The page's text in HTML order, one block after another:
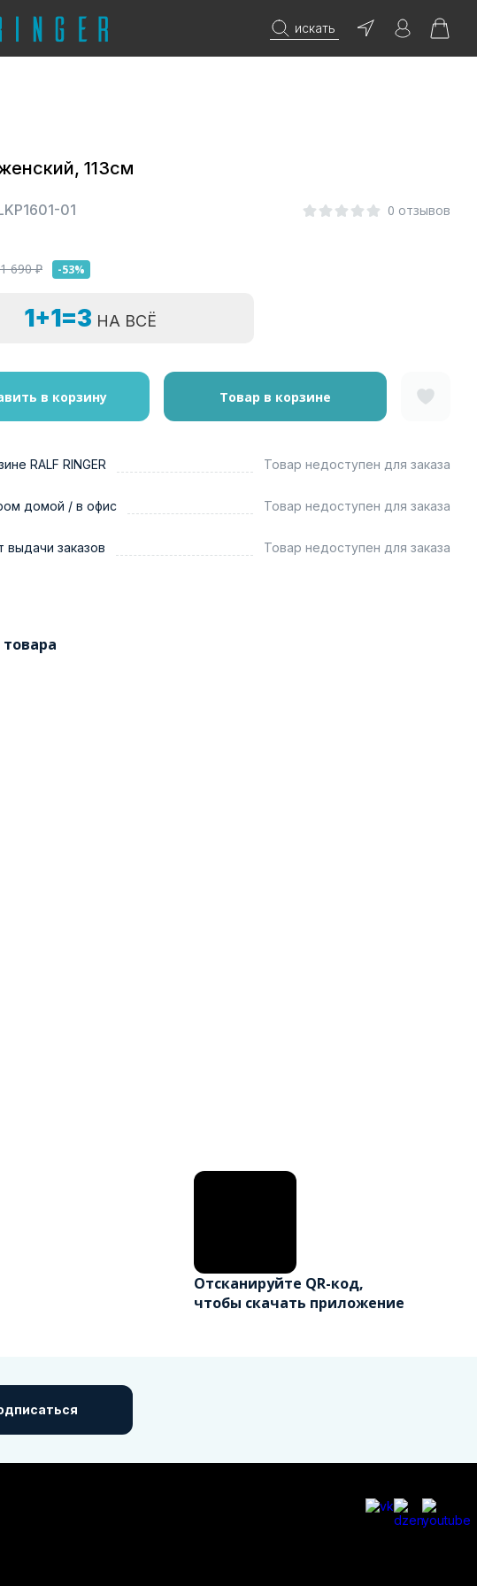
искать
113см
01 0 отзывов
1 690₽ -53%
1+1=3 НА ВСЁ
в корзину Товар в корзине
RALF RINGER Товар недоступен для заказа
домой / в офис Товар недоступен для заказа
выдачи заказов Товар недоступен для заказа
Отсканируйте QR-код,
чтобы скачать приложение